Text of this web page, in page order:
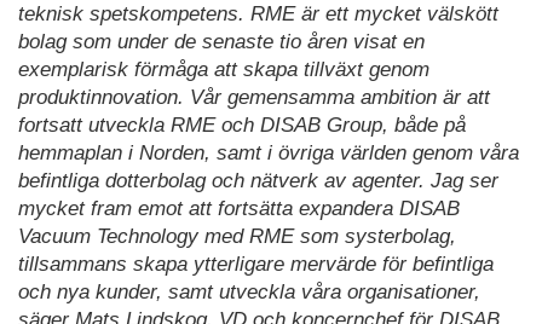
teknisk spetskompetens. RME är ett mycket välskött
bolag som under de senaste tio åren visat en
exemplarisk förmåga att skapa tillväxt genom
produktinnovation. Vår gemensamma ambition är att
fortsatt utveckla RME och DISAB Group, både på
hemmaplan i Norden, samt i övriga världen genom våra
befintliga dotterbolag och nätverk av agenter. Jag ser
mycket fram emot att fortsätta expandera DISAB
Vacuum Technology med RME som systerbolag,
tillsammans skapa ytterligare mervärde för befintliga
och nya kunder, samt utveckla våra organisationer,